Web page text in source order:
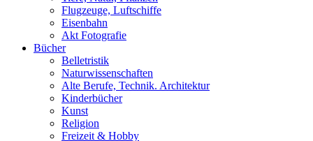
Flugzeuge, Luftschiffe
Eisenbahn
Akt Fotografie
Bücher
Belletristik
Naturwissenschaften
Alte Berufe, Technik. Architektur
Kinderbücher
Kunst
Religion
Freizeit & Hobby